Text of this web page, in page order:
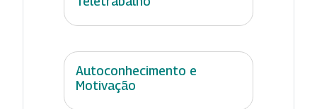
Autoconhecimento e
Motivação